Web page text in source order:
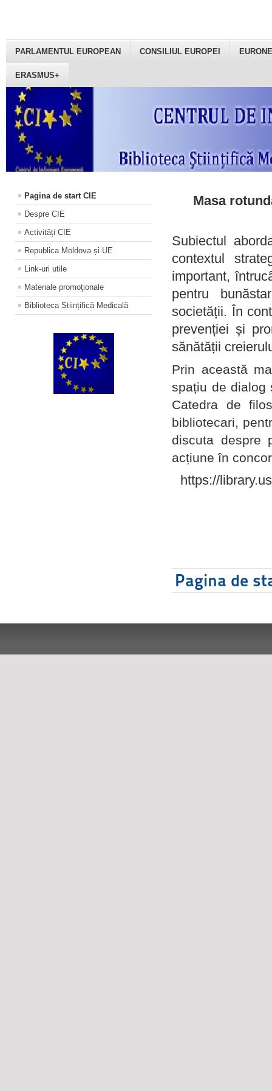
PARLAMENTUL EUROPEAN CONSILIUL EUROPEI
ERASMUS+
Pagina de start CIE
Despre CIE
Activități CIE
Republica Moldova și UE
Link-uri utile
Materiale promoţionale
Biblioteca Științifică Medicală
Masa
Subiectul
contextul
important,
pentru
societății. În
prevenției și
sănătății
Prin această
spațiu de dialog
Catedra de
bibliotecari,
discuta despre
acțiune în
https://
Pagina de